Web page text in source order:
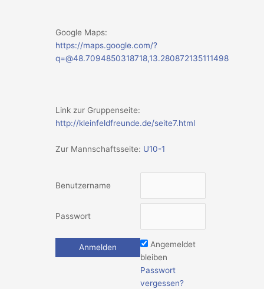
Google Maps:
https://maps.google.com/?
q=@48.7094850318718,13.280872135111498
Link zur Gruppenseite:
http://kleinfeldfreunde.de/seite7.html
Zur Mannschaftsseite: U10-1
Benutzername
Passwort
Angemeldet
bleiben
Passwort
vergessen?